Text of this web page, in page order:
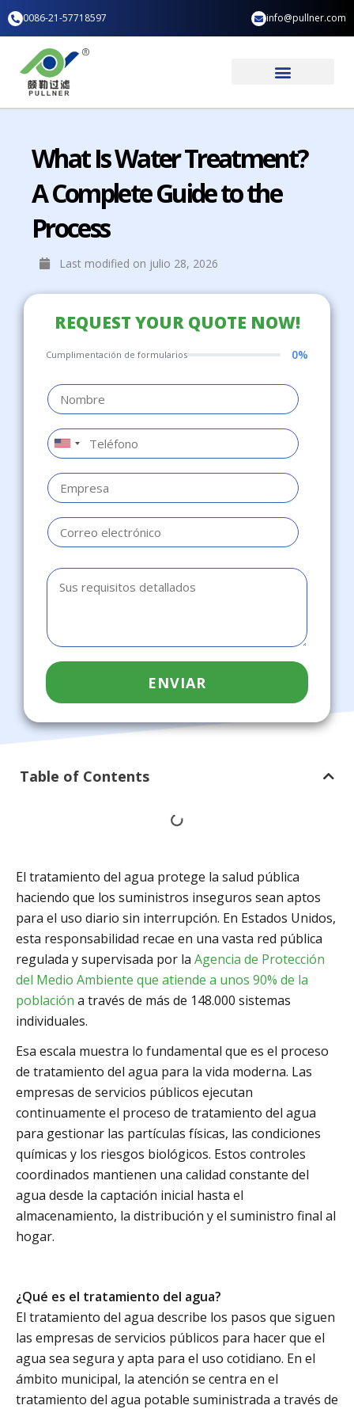
contenido
0086-21-57718597 info@pullner.com
What Is Water Treatment?
A Complete Guide to the
Process
Last modified on julio 28, 2026
REQUEST YOUR QUOTE NOW!
Cumplimentación de formularios 0%
ENVIAR
Table of Contents
El tratamiento del agua protege la salud pública
haciendo que los suministros inseguros sean aptos
para el uso diario sin interrupción. En Estados Unidos,
esta responsabilidad recae en una vasta red pública
regulada y supervisada por la Agencia de Protección
del Medio Ambiente que atiende a unos 90% de la
población a través de más de 148.000 sistemas
individuales.
Esa escala muestra lo fundamental que es el proceso
de tratamiento del agua para la vida moderna. Las
empresas de servicios públicos ejecutan
continuamente el proceso de tratamiento del agua
para gestionar las partículas físicas, las condiciones
químicas y los riesgos biológicos. Estos controles
coordinados mantienen una calidad constante del
agua desde la captación inicial hasta el
almacenamiento, la distribución y el suministro final al
hogar.
¿Qué es el tratamiento del agua?
El tratamiento del agua describe los pasos que siguen
las empresas de servicios públicos para hacer que el
agua sea segura y apta para el uso cotidiano. En el
ámbito municipal, la atención se centra en el
tratamiento del agua potable suministrada a través de